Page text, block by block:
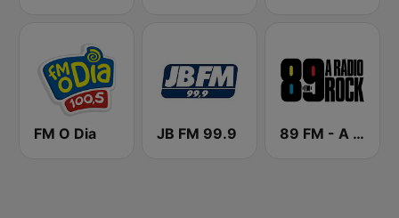
FM O Dia JB FM 99.9 89 FM - A Rádio Rock